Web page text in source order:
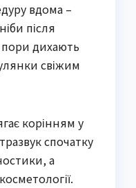
вдома –
після
пори дихають
свіжим
корінням у
спочатку
а